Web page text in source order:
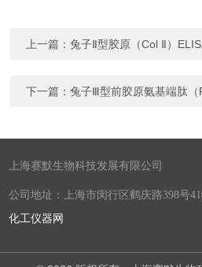
上一篇：兔子Ⅱ型胶原（Col Ⅱ）
下一篇：兔子Ⅲ型前胶原氨基端肽
上海赛默生物科技发展有限公司
公司地址：上海市闵行区鹤庆路398号
化工仪器网